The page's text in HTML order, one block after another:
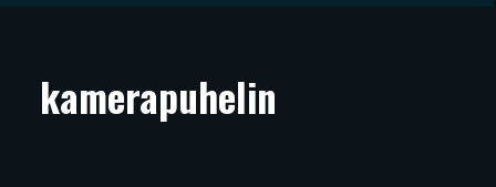
ARTIKKELIT
kamerapuhelin